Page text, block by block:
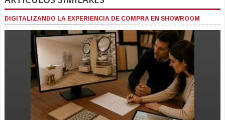
DIGITALIZANDO LA EXPERIENCIA DE COMPRA EN SHOWROOM